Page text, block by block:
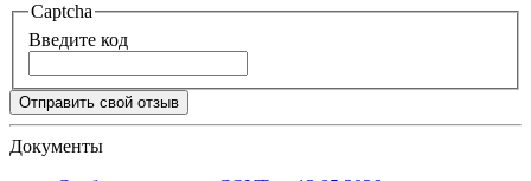
Captcha
Введите код
Отправить свой отзыв
Документы